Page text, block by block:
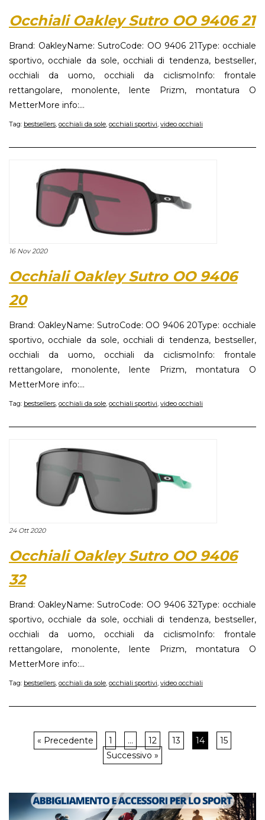
Occhiali Oakley Sutro OO 9406 21
Brand: OakleyName: SutroCode: OO 9406 21Type: occhiale
sportivo, occhiale da sole, occhiali di tendenza, bestseller,
occhiali da uomo, occhiali da ciclismoInfo: frontale
rettangolare, monolente, lente Prizm, montatura O
MetterMore info:...
Tag: bestsellers occhiali da sole occhiali sportivi video occhiali
16 Nov 2020
Occhiali Oakley Sutro OO 9406
20
Brand: OakleyName: SutroCode: OO 9406 20Type: occhiale
sportivo, occhiale da sole, occhiali di tendenza, bestseller,
occhiali da uomo, occhiali da ciclismoInfo: frontale
rettangolare, monolente, lente Prizm, montatura O
MetterMore info:...
Tag: bestsellers occhiali da sole occhiali sportivi video occhiali
24 Ott 2020
Occhiali Oakley Sutro OO 9406
32
Brand: OakleyName: SutroCode: OO 9406 32Type: occhiale
sportivo, occhiale da sole, occhiali di tendenza, bestseller,
occhiali da uomo, occhiali da ciclismoInfo: frontale
rettangolare, monolente, lente Prizm, montatura O
MetterMore info:...
Tag: bestsellers occhiali da sole occhiali sportivi video occhiali
« Precedente 1 … 12 13 14
15
Successivo »